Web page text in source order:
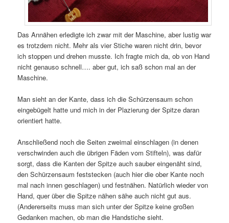
Das Annähen erledigte ich zwar mit der Maschine, aber lustig war
es trotzdem nicht. Mehr als vier Stiche waren nicht drin, bevor
ich stoppen und drehen musste. Ich fragte mich da, ob von Hand
nicht genauso schnell…. aber gut, ich saß schon mal an der
Maschine.
Man sieht an der Kante, dass ich die Schürzensaum schon
eingebügelt hatte und mich in der Plazierung der Spitze daran
orientiert hatte.
Anschließend noch die Seiten zweimal einschlagen (in denen
verschwinden auch die übrigen Fäden vom Stifteln), was dafür
sorgt, dass die Kanten der Spitze auch sauber eingenäht sind,
den Schürzensaum feststecken (auch hier die ober Kante noch
mal nach innen geschlagen) und festnähen. Natürlich wieder von
Hand, quer über die Spitze nähen sähe auch nicht gut aus.
(Andererseits muss man sich unter der Spitze keine großen
Gedanken machen, ob man die Handstiche sieht.